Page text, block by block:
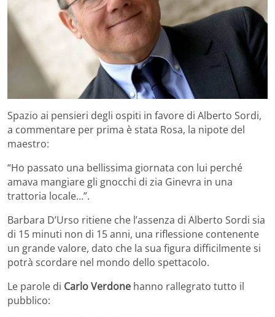
Spazio ai pensieri degli ospiti in favore di Alberto Sordi,
a commentare per prima è stata Rosa, la nipote del
maestro:
“Ho passato una bellissima giornata con lui perché
amava mangiare gli gnocchi di zia Ginevra in una
trattoria locale…”.
Barbara D’Urso ritiene che l’assenza di Alberto Sordi sia
di 15 minuti non di 15 anni, una riflessione contenente
un grande valore, dato che la sua figura difficilmente si
potrà scordare nel mondo dello spettacolo.
Le parole di Carlo Verdone hanno rallegrato tutto il
pubblico: